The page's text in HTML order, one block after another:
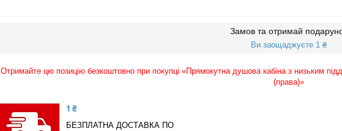
Замов та отримай
Ви заощаджуєте 1 ₴
Отримайте цю позицію безкоштовно при покупці «Прямокутна душова кабіна з низьким
(права)»
1 ₴
БЕЗПЛАТНА ДОСТАВКА ПО